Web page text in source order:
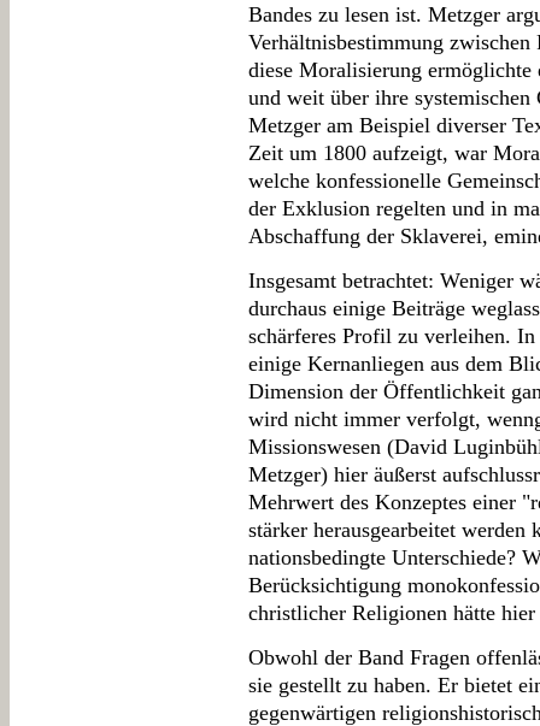
Bandes zu lesen ist. Metzger
Verhältnisbestimmung
diese Moralisierung
und weit über ihre
Metzger am Beispiel diverser
Zeit um 1800 aufzeigt, war
welche konfessionelle
der Exklusion regelten und in
Abschaffung der Sklaverei,
Insgesamt betrachtet: Weniger
durchaus einige Beiträge
schärferes Profil zu verleihen.
einige Kernanliegen aus dem
Dimension der Öffentlichkeit
wird nicht immer verfolgt,
Missionswesen (David
Metzger) hier äußerst
Mehrwert des Konzeptes einer
stärker herausgearbeitet
nationsbedingte Unterschiede?
Berücksichtigung
christlicher Religionen hätte
Obwohl der Band Fragen
sie gestellt zu haben. Er bietet
gegenwärtigen